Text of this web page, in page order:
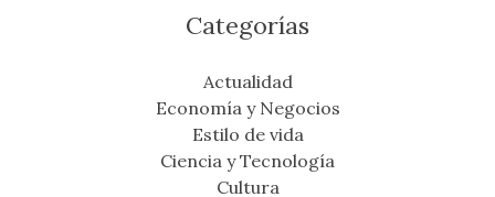
Categorías
Actualidad
Economía y Negocios
Estilo de vida
Ciencia y Tecnología
Cultura